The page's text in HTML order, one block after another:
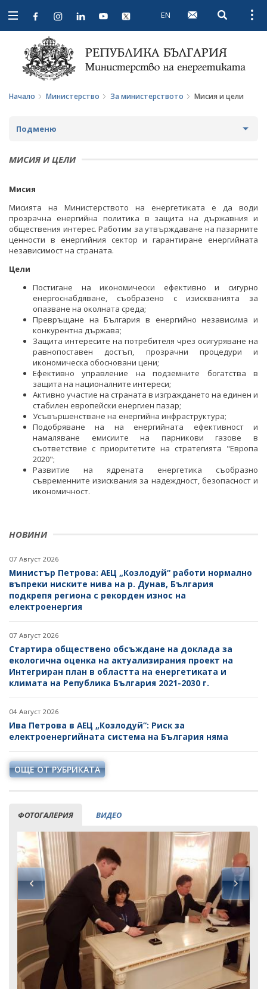
Open
navigation
EN Open
Начало Министерство За министерството Мисия и цели
НОВИНИ
07 Август 2026
Министър Петрова: АЕЦ „Козлодуй“ работи нормално
въпреки ниските нива на р. Дунав, България
подкрепя региона с рекорден износ на
електроенергия
07 Август 2026
Стартира обществено обсъждане на доклада за
екологична оценка на актуализирания проект на
Интегриран план в областта на енергетиката и
климата на Република България 2021-2030 г.
04 Август 2026
Ива Петрова в АЕЦ „Козлодуй“: Риск за
електроенергийната система на България няма
ОЩЕ ОТ РУБРИКАТА
ФОТОГАЛЕРИЯ ВИДЕО
Подменю
ЗА МИНИСТЕРСТВОТО
МИСИЯ И ЦЕЛИ
ИСТОРИЯ
ОДИТЕН КОМИТЕТ
БЮДЖЕТ
ОТКРИТО УПРАВЛЕНИЕ
ЗАЩИТА НА ЛИЧНИТЕ ДАННИ
КАРИЕРИ
ОБЯВИ ЗА КОНКУРСИ
РЕЗУЛТАТИ ОТ КОНКУРСИТЕ
КОНКУРСИ ЗА ИЗБОР НА РЪКОВОДНИ ОРГАНИ НА
ЕНЕРГИЙНИТЕ ДРУЖЕСТВА
РЕЗУЛТАТИ ОТ КОНКУРСИ ЗА ИЗБОР НА
РЪКОВОДНИ ОРГАНИ НА ЕНЕРГИЙНИТЕ ДРУЖЕСТВА
МИНИСТЪР
ПОЛИТИЧЕСКИ КАБИНЕТ
НОРМАТИВНИ ДОКУМЕНТИ
ЗАКОНИ
ДИРЕКТИВИ И РЕГЛАМЕНТИ
ПОСТАНОВЛЕНИЯ
ПРАВИЛНИЦИ
ЗАПОВЕДИ И АКТОВЕ
ВРЪЗКИ
ИНСТИТУЦИИ
ДРУЖЕСТВА С ДЪРЖАВНО УЧАСТИЕ
БИЗНЕС ОРГАНИЗАЦИИ
БГ ПРЕДСЕДАТЕЛСТВО НА СЪВЕТА НА ЕС
МИСИЯ И ЦЕЛИ
Мисия
Мисията на Министерството на eнергетиката е да води
прозрачна енергийна политика в защита на държавния и
обществения интерес. Работим за утвърждаване на пазарните
ценности в енергийния сектор и гарантиране енергийната
независимост на страната.
Цели
Постигане на икономически ефективно и сигурно
енергоснабдяване, съобразено с изискванията за
опазване на околната среда;
Превръщане на България в енергийно независима и
конкурентна държава;
Защита интересите на потребителя чрез осигуряване на
равнопоставен достъп, прозрачни процедури и
икономическа обосновани цени;
Ефективно управление на подземните богатства в
защита на националните интереси;
Активно участие на страната в изграждането на единен и
стабилен европейски енергиен пазар;
Усъвършенстване на енергийна инфраструктура;
Подобряване на на енергийната ефективност и
намаляване емисиите на парникови газове в
съответствие с приоритетите на стратегията "Европа
2020";
Развитие на ядрената енергетика съобразно
съвременните изисквания за надеждност, безопасност и
икономичност.